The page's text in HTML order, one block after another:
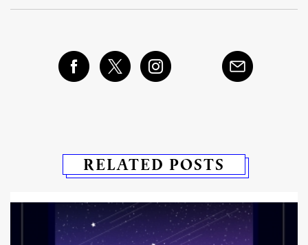
RELATED POSTS